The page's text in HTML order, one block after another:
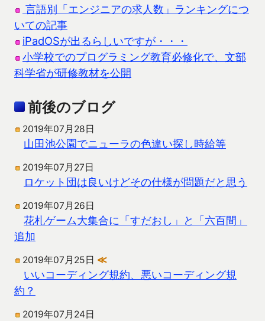
言語別「エンジニアの求人数」ランキングにつ
いての記事
iPadOSが出るらしいですが・・・
小学校でのプログラミング教育必修化で、文部
科学省が研修教材を公開
前後のブログ
2019年07月28日
山田池公園でニューラの色違い探し時給等
2019年07月27日
ロケット団は良いけどその仕様が問題だと思う
2019年07月26日
花札ゲーム大集合に「すだおし」と「六百間」
追加
2019年07月25日 ≪
いいコーディング規約、悪いコーディング規
約？
2019年07月24日